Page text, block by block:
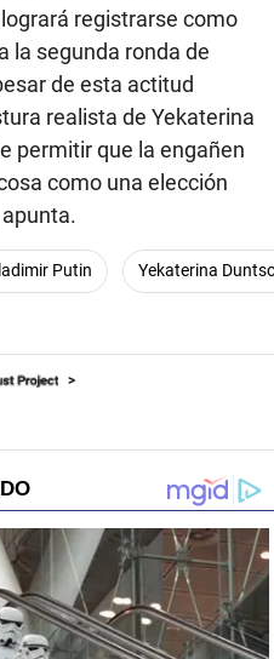
registrarse como
la segunda ronda de
de esta actitud
realista de Yekaterina
permitir que la engañen
como una elección
apunta.
Putin Yekaterina